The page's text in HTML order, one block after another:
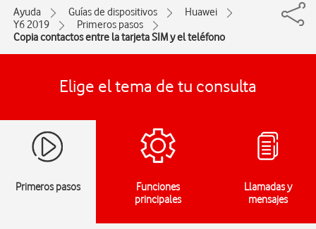
Ayuda Guías de dispositivos
Huawei
Y6 2019
Primeros pasos
Copia contactos entre la tarjeta SIM y el teléfono
Elige el tema de tu consulta
Primeros pasos
Funciones
principales
Llamadas y
mensajes